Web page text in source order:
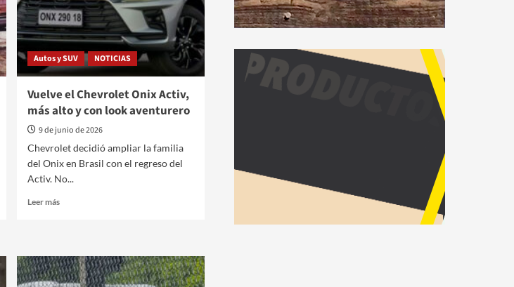
central
y
tracción
Autos y SUV NOTICIAS
Vuelve el Chevrolet Onix Activ,
más alto y con look aventurero
9 de junio de 2026
Chevrolet decidió ampliar la familia
del Onix en Brasil con el regreso del
Activ. No...
Leer másLeer
Chevrolet
Onix